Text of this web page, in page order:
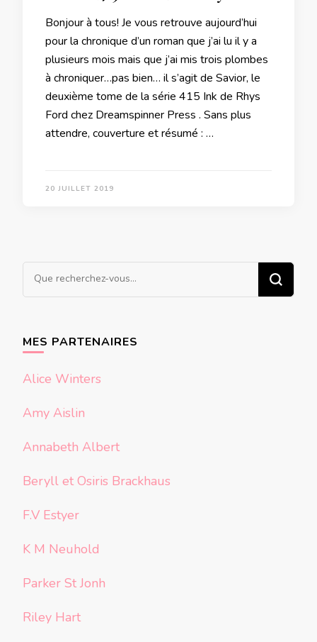
Bonjour à tous! Je vous retrouve aujourd’hui
pour la chronique d’un roman que j’ai lu il y a
plusieurs mois mais que j’ai mis trois plombes
à chroniquer…pas bien… il s’agit de Savior, le
deuxième tome de la série 415 Ink de Rhys
Ford chez Dreamspinner Press . Sans plus
attendre, couverture et résumé : …
20 JUILLET 2019
Vous
recherchiez
MES PARTENAIRES
Alice Winters
Amy Aislin
Annabeth Albert
Beryll et Osiris Brackhaus
F.V Estyer
K M Neuhold
Parker St Jonh
Riley Hart